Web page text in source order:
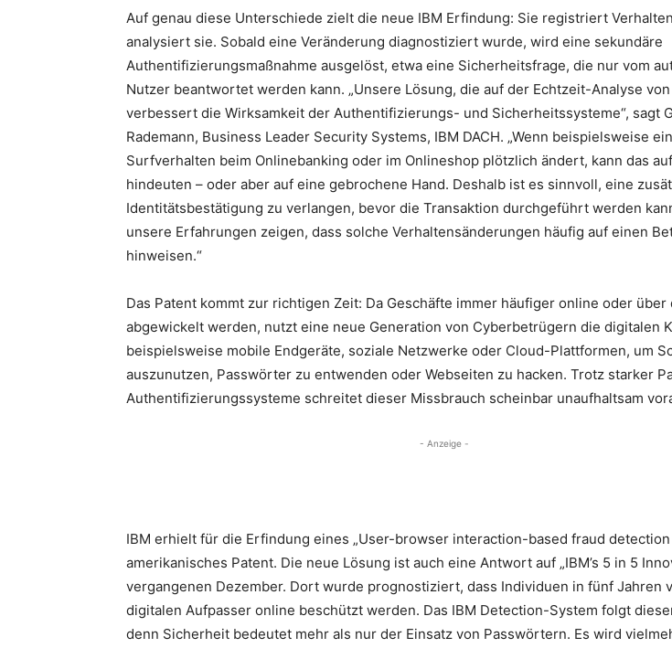
Auf genau diese Unterschiede zielt die neue IBM Erfindung: Sie registriert
analysiert sie. Sobald eine Veränderung diagnostiziert wurde, wird eine sekundäre
Authentifizierungsmaßnahme ausgelöst, etwa eine Sicherheitsfrage, die nur vom
Nutzer beantwortet werden kann. „Unsere Lösung, die auf der Echtzeit-Analyse
verbessert die Wirksamkeit der Authentifizierungs- und Sicherheitssysteme“, sagt
Rademann, Business Leader Security Systems, IBM DACH. „Wenn beispielsweise
Surfverhalten beim Onlinebanking oder im Onlineshop plötzlich ändert, kann das
hindeuten – oder aber auf eine gebrochene Hand. Deshalb ist es sinnvoll, eine
Identitätsbestätigung zu verlangen, bevor die Transaktion durchgeführt werden
unsere Erfahrungen zeigen, dass solche Verhaltensänderungen häufig auf einen
hinweisen.“
Das Patent kommt zur richtigen Zeit: Da Geschäfte immer häufiger online oder über
abgewickelt werden, nutzt eine neue Generation von Cyberbetrügern die digitalen
beispielsweise mobile Endgeräte, soziale Netzwerke oder Cloud-Plattformen, um
auszunutzen, Passwörter zu entwenden oder Webseiten zu hacken. Trotz starker
Authentifizierungssysteme schreitet dieser Missbrauch scheinbar unaufhaltsam
- Anzeige -
IBM erhielt für die Erfindung eines „User-browser interaction-based fraud detection
amerikanisches Patent. Die neue Lösung ist auch eine Antwort auf „IBM’s 5 in 5
vergangenen Dezember. Dort wurde prognostiziert, dass Individuen in fünf Jahren
digitalen Aufpasser online beschützt werden. Das IBM Detection-System folgt
denn Sicherheit bedeutet mehr als nur der Einsatz von Passwörtern. Es wird